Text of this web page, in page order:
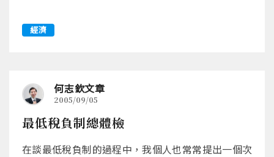
經濟
何志欽文章
2005/09/05
最低稅負制總體檢
在談最低稅負制的過程中，我個人也常常提出一個次